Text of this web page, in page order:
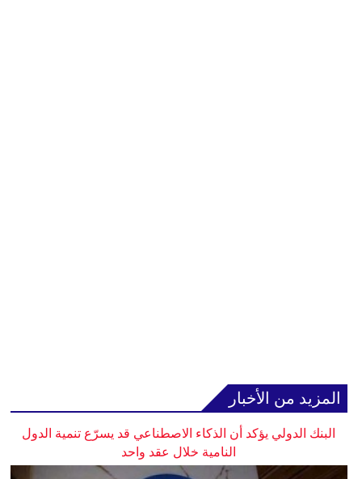
المزيد من الأخبار
البنك الدولي يؤكد أن الذكاء الاصطناعي قد يسرّع تنمية الدول
النامية خلال عقد واحد